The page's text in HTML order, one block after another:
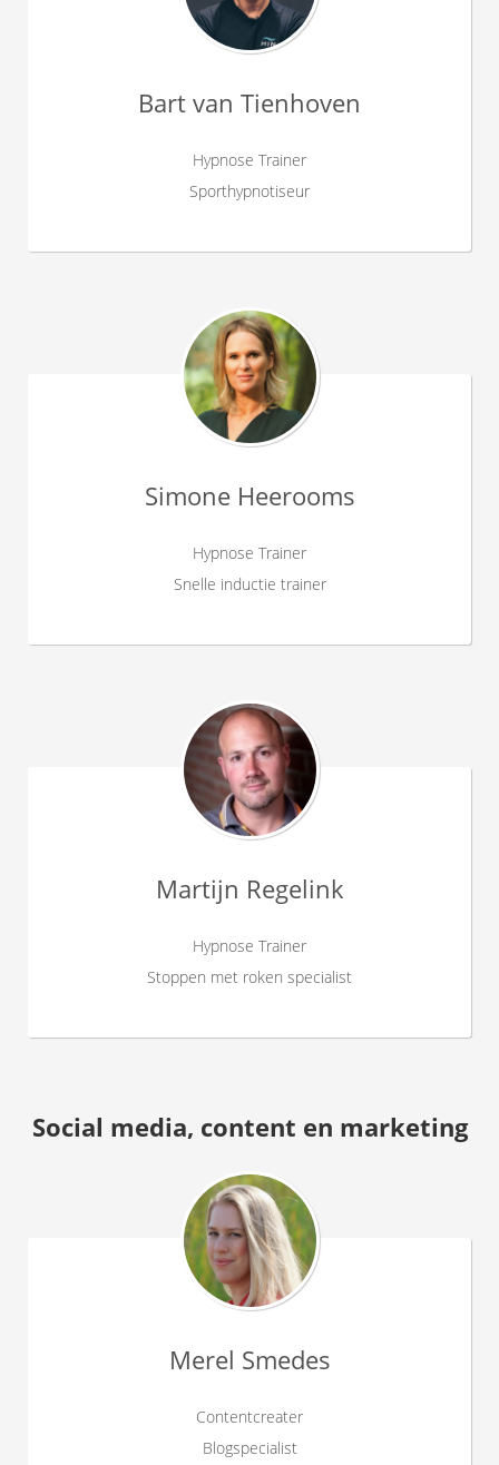
Bart van Tienhoven
Hypnose Trainer
Sporthypnotiseur
Simone Heerooms
Hypnose Trainer
Snelle inductie trainer
Martijn Regelink
Hypnose Trainer
Stoppen met roken specialist
Social media, content en marketing
Merel Smedes
Contentcreater
Blogspecialist